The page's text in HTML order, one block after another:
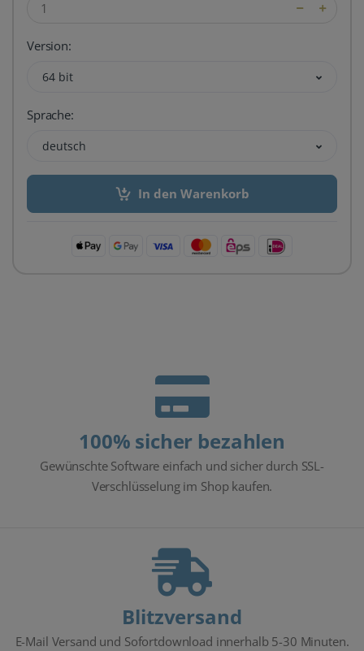
Version:
64 bit
Sprache:
deutsch
In den Warenkorb
100% sicher bezahlen
Gewünschte Software einfach und sicher durch SSL-
Verschlüsselung im Shop kaufen.
Blitzversand
E-Mail Versand und Sofortdownload innerhalb 5-30 Minuten.